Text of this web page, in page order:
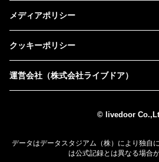
メディアポリシー
クッキーポリシー
運営会社（株式会社ライブドア）
© livedoor
データはデータスタジアム（株）により独自
は公式記録とは異なる場合